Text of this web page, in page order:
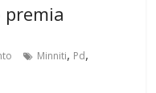
Minniti, Pd,